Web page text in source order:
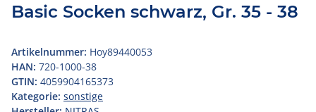
Basic Socken schwarz, Gr. 35 - 38
Artikelnummer: Hoy89440053
HAN: 720-1000-38
GTIN: 4059904165373
Kategorie: sonstige